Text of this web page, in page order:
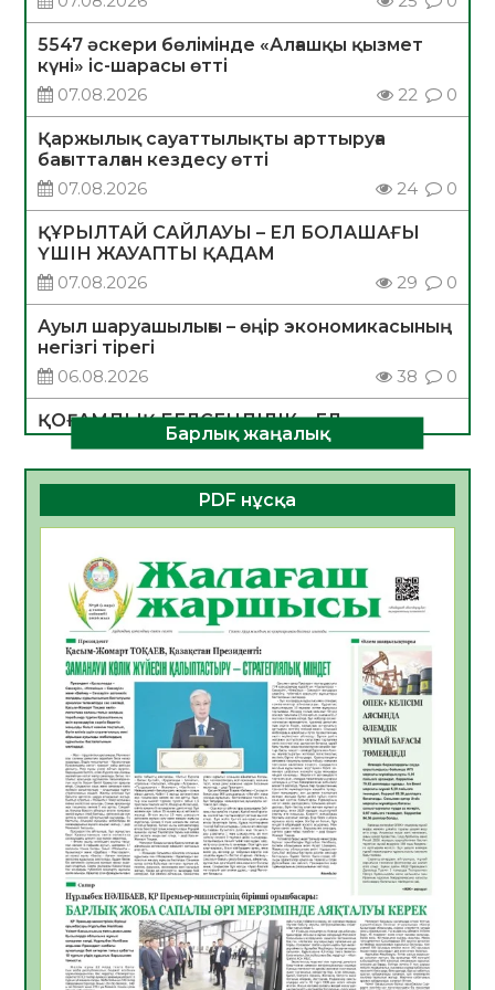
5547 әскери бөлімінде «Алғашқы қызмет
күні» іс-шарасы өтті
07.08.2026
22 0
Қаржылық сауаттылықты арттыруға
бағытталған кездесу өтті
07.08.2026
24 0
ҚҰРЫЛТАЙ САЙЛАУЫ – ЕЛ БОЛАШАҒЫ
ҮШІН ЖАУАПТЫ ҚАДАМ
07.08.2026
29 0
Ауыл шаруашылығы – өңір экономикасының
негізгі тірегі
06.08.2026
38 0
ҚОҒАМДЫҚ БЕЛСЕНДІЛІК – ЕЛ
ДАМУЫНЫҢ НЕГІЗІ
06.08.2026
35 0
ҚҰРЫЛТАЙ САЙЛАУЫ – БОЛАШАҚҚА
06.08.2026
Инфекциялық ауруларға қарсы иммундау
жұмыстарының тиімділігі
06.08.2026
39
Көкжөтел ауруы туралы
06.08.2026
35
АПВ вакцинасы туралы мәлімет
06.08.2026
35
Open Air: Қызылорда облысы полиция
департаменті 20 мыңнан астам
көрерменнің қауіпсіздігін қамтамасыз етті
06.08.2026
47
ҚЫЗЫЛОРДАДА «САНАЛЫ ҰРПАҚ –
ЖАРҚЫН БОЛАШАҚ» АТТЫ КЕҢЕЙТІЛГЕН
Барлық жаңалық
PDF нұсқа